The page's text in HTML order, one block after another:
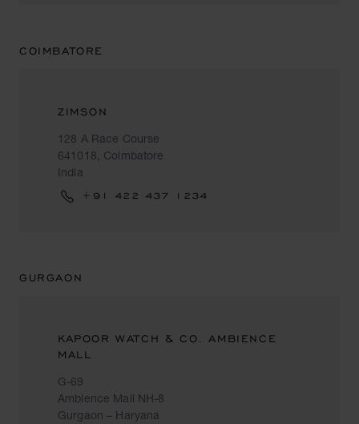
COIMBATORE
ZIMSON
128 A Race Course
641018, Coimbatore
India
+91 422 437 1234
GURGAON
KAPOOR WATCH & CO. AMBIENCE
MALL
G-69
Ambience Mall NH-8
Gurgaon – Haryana